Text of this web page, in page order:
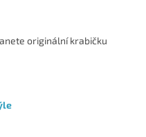
originální krabičku